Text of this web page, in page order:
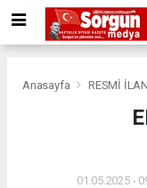
Anasayfa RESMİ İLAN
01.05.2025 -